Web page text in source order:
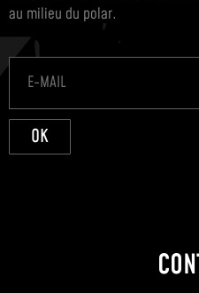
au milieu du polar.
OK